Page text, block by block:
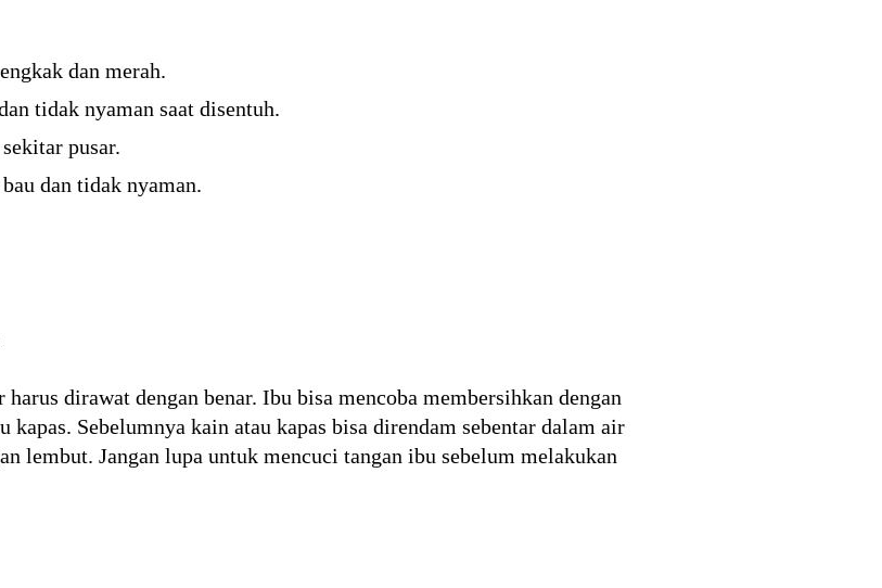
dan merah.
tidak nyaman saat disentuh.
pusar.
dan tidak nyaman.
dirawat dengan benar. Ibu bisa mencoba membersihkan dengan
kapas. Sebelumnya kain atau kapas bisa direndam sebentar dalam air
lembut. Jangan lupa untuk mencuci tangan ibu sebelum melakukan